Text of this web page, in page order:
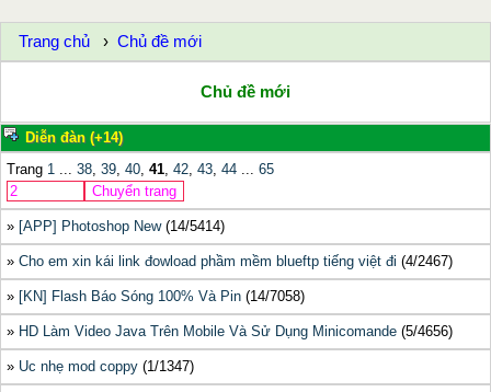
Trang chủ Chủ đề mới
Chủ đề mới
Diễn đàn (+14)
Trang 1 ... 38, 39, 40, 41, 42, 43, 44 ... 65
» [APP] Photoshop New(14/5414)
» Cho em xin kái link đowload phầm mềm blueftp tiếng việt đi (4/2467)
» [KN] Flash Báo Sóng 100% Và Pin (14/7058)
» HD Làm Video Java Trên Mobile Và Sử Dụng Minicomande (5/4656)
» Uc nhẹ mod coppy (1/1347)